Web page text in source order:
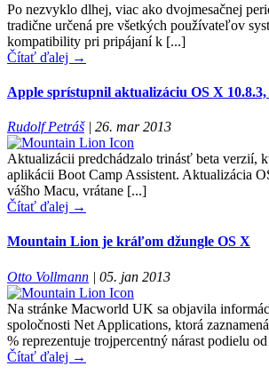
Po nezvyklo dlhej, viac ako dvojmesačnej
tradične určená pre všetkých používateľov
kompatibility pri pripájaní k [...]
Čítať ďalej →
Apple sprístupnil aktualizáciu OS X
Rudolf Petráš| 26. mar 2013
Aktualizácii predchádzalo trinásť beta verzií,
aplikácii Boot Camp Assistent. Aktualizácia
vášho Macu, vrátane [...]
Čítať ďalej →
Mountain Lion je kráľom džungle OS X
Otto Vollmann | 05. jan 2013
Na stránke Macworld UK sa objavila
spoločnosti Net Applications, ktorá
% reprezentuje trojpercentný nárast podielu
Čítať ďalej →